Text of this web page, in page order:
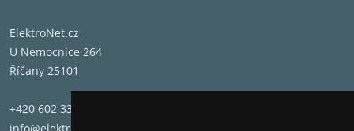
VY jste středem zájmu.
ElektroNet.cz
U Nemocnice 264
Říčany 25101
+420 602 331 662